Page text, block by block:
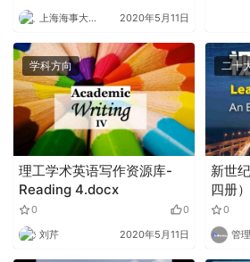
上海海事大学外语 2020年5月11日
学科方向
理工学术英语写作资源库-
Reading 4.docx
0 0
刘芹 2020年5月11日
二十
新世
四册）
0
管